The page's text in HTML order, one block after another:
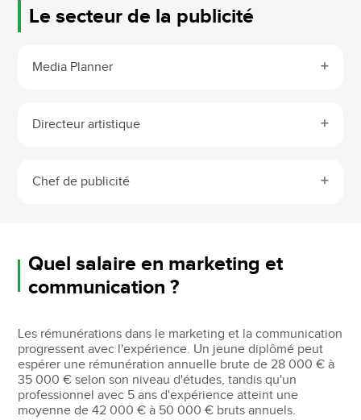
Le secteur de la publicité
Media Planner
Directeur artistique
Chef de publicité
Quel salaire en marketing et
communication ?
Les rémunérations dans le marketing et la communication
progressent avec l'expérience. Un jeune diplômé peut
espérer une rémunération annuelle brute de 28 000 € à
35 000 € selon son niveau d'études, tandis qu'un
professionnel avec 5 ans d'expérience atteint une
moyenne de 42 000 € à 50 000 € bruts annuels.